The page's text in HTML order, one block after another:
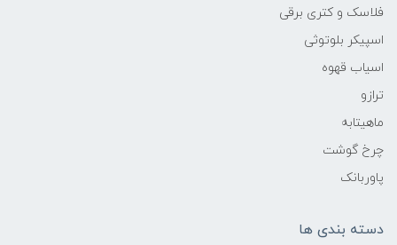
فلاسک و کتری برقی
اسپیکر بلوتوثی
اسیاب قهوه
ترازو
ماهیتابه
چرخ گوشت
پاوربانک
دسته بندی ها